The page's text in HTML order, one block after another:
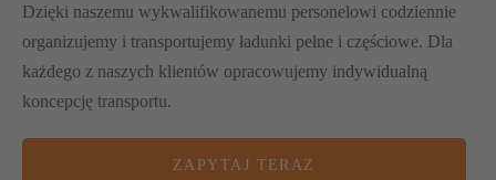
Dzięki naszemu wykwalifikowanemu personelowi codziennie
organizujemy i transportujemy ładunki pełne i częściowe. Dla
każdego z naszych klientów opracowujemy indywidualną
koncepcję transportu.
ZAPYTAJ TERAZ